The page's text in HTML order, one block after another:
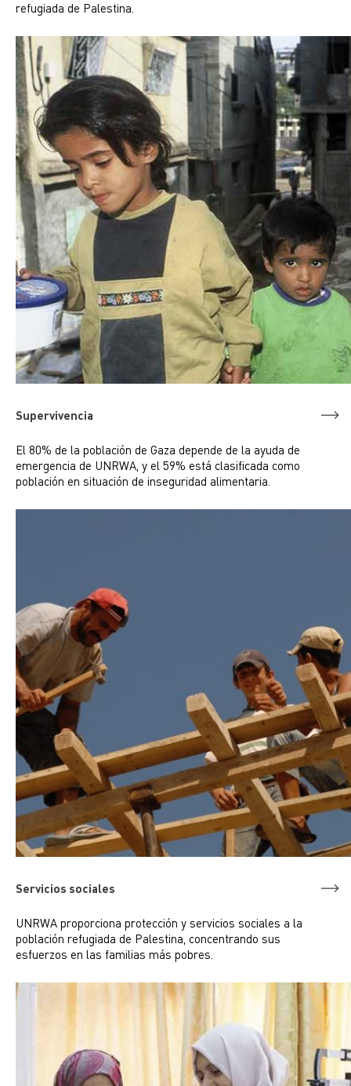
refugiada de Palestina.
Supervivencia
El 80% de la población de Gaza depende de la ayuda de
emergencia de UNRWA, y el 59% está clasificada como
población en situación de inseguridad alimentaria.
Servicios sociales
UNRWA proporciona protección y servicios sociales a la
población refugiada de Palestina, concentrando sus
esfuerzos en las familias más pobres.